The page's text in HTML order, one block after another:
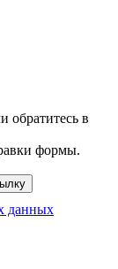
обратитесь в
формы.
данных